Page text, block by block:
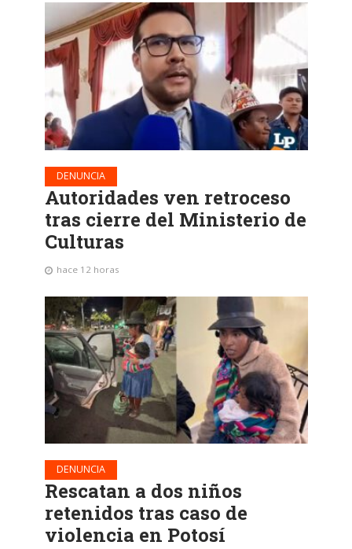
DENUNCIA
Autoridades ven retroceso
tras cierre del Ministerio de
Culturas
hace 12 horas
DENUNCIA
Rescatan a dos niños
retenidos tras caso de
violencia en Potosí